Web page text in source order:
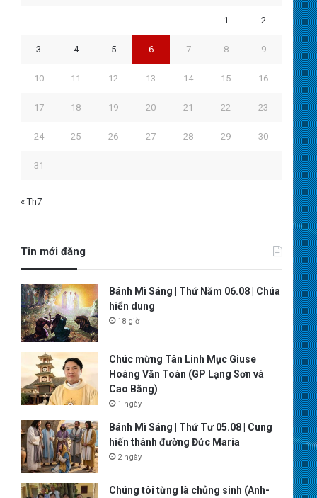
1 2
3 4 5 6 7 8 9
10 11 12 13 14 15 16
17 18 19 20 21 22 23
24 25 26 27 28 29 30
31
« Th7
Tin mới đăng
Bánh Mì Sáng | Thứ Năm 06.08 | Chúa
hiển dung
18 giờ
Chúc mừng Tân Linh Mục Giuse
Hoàng Văn Toàn (GP Lạng Sơn và
Cao Bằng)
1 ngày
Bánh Mì Sáng | Thứ Tư 05.08 | Cung
hiến thánh đường Đức Maria
2 ngày
Chúng tôi từng là chủng sinh (Anh-